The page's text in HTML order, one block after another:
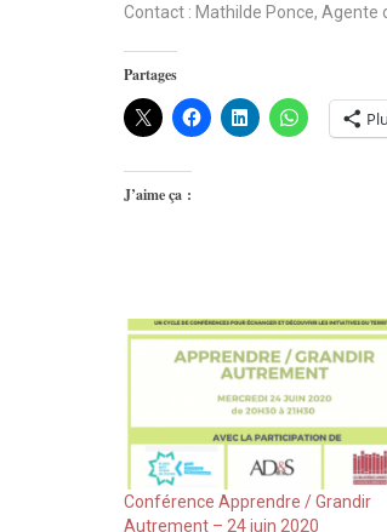
Contact : Mathilde Ponce, Agente
Partages
J’aime ça :
Conférence Apprendre / Grandir
Autrement – 24 juin 2020